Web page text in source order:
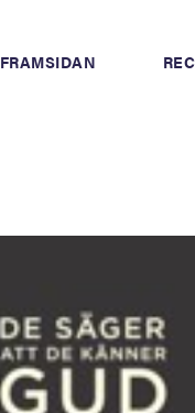
FRAMSIDAN